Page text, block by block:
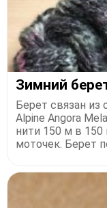
Зимний
Берет связан из
Alpine Angora
нити 150 м в
моточек. Берет